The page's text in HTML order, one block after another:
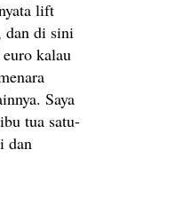
lift
dan di sini
kalau
Saya
tua satu-
dan